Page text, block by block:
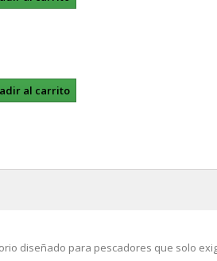
diseñado para pescadores que solo